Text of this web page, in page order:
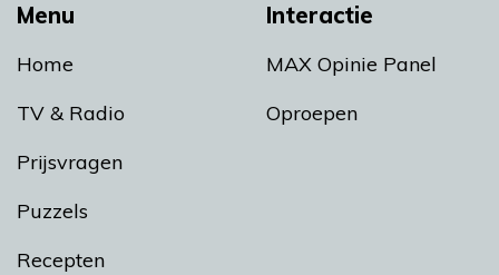
Menu
Home
TV & Radio
Prijsvragen
Puzzels
Recepten
Interactie
MAX Opinie Panel
Oproepen